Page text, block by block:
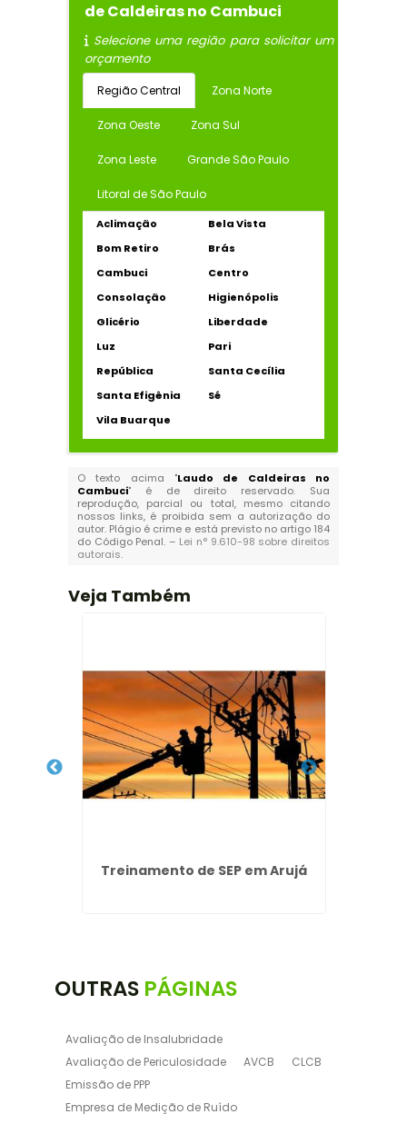
de Caldeiras no Cambuci
Selecione uma região para solicitar um
orçamento
Região Central Zona Norte
Zona Oeste Zona Sul
Zona Leste Grande São Paulo
Litoral de São Paulo
Aclimação
Bela Vista
Bom Retiro
Brás
Cambuci
Centro
Consolação
Higienópolis
Glicério
Liberdade
Luz
Pari
República
Santa Cecília
Santa Efigênia
Sé
Vila Buarque
O texto acima "Laudo de Caldeiras no
Cambuci" é de direito reservado. Sua
reprodução, parcial ou total, mesmo citando
nossos links, é proibida sem a autorização do
autor. Plágio é crime e está previsto no artigo 184
do Código Penal. – Lei n° 9.610-98 sobre direitos
autorais.
Veja Também
Treinamento de SEP em Arujá
OUTRAS PÁGINAS
Avaliação de Insalubridade
Avaliação de Periculosidade
AVCB
CLCB
Emissão de PPP
Empresa de Medição de Ruído